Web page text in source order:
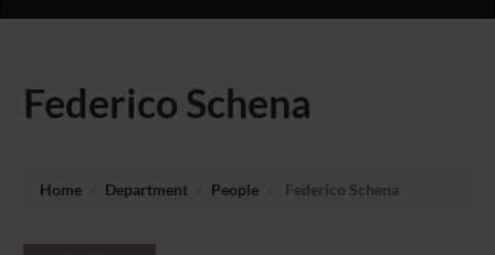
Federico Schena
Home Department People Federico Schena